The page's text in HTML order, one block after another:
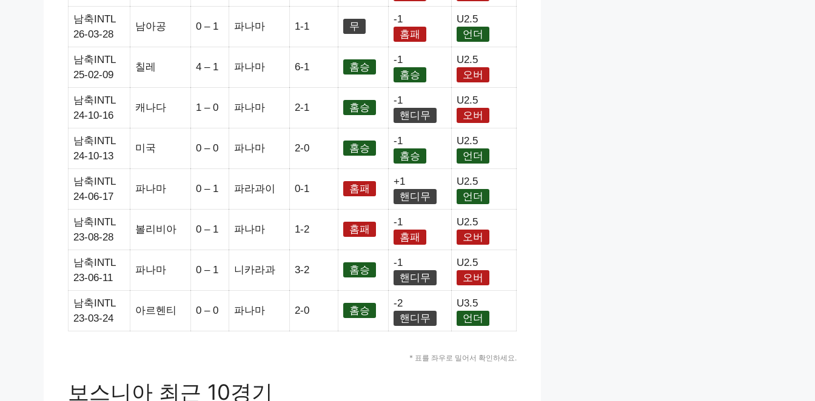
남축INTL
26-03-28
남아공 0 – 1 파나마 1-1 무
-1
홈패
U2.5
언더
남축INTL
25-02-09
칠레 4 – 1 파나마 6-1 홈승
-1
홈승
U2.5
오버
남축INTL
24-10-16
캐나다 1 – 0 파나마 2-1 홈승
-1
핸디무
U2.5
오버
남축INTL
24-10-13
미국 0 – 0 파나마 2-0 홈승
-1
홈승
U2.5
언더
남축INTL
24-06-17
파나마 0 – 1 파라과이 0-1 홈패
+1
핸디무
U2.5
언더
남축INTL
23-08-28
볼리비아 0 – 1 파나마 1-2 홈패
-1
홈패
U2.5
오버
남축INTL
23-06-11
파나마 0 – 1 니카라과 3-2 홈승
-1
핸디무
U2.5
오버
남축INTL
23-03-24
아르헨티 0 – 0 파나마 2-0 홈승
-2
핸디무
U3.5
언더
* 표를 좌우로 밀어서 확인하세요.
보스니아 최근 10경기